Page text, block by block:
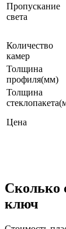
Пропускание
света
Количество
камер
Толщина
профиля(мм)
Толщина
Цена
Сколько
ключ